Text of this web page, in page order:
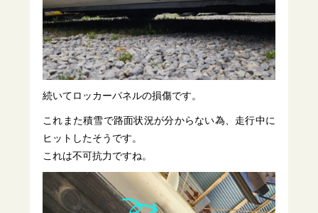
続いてロッカーパネルの損傷です。
これまた積雪で路面状況が分からない為、走行中に
ヒットしたそうです。
これは不可抗力ですね。